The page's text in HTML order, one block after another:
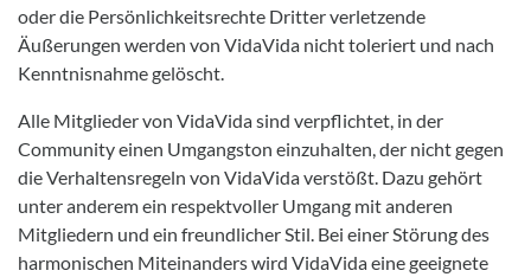
oder die Persönlichkeitsrechte Dritter verletzende
Äußerungen werden von VidaVida nicht toleriert und nach
Kenntnisnahme gelöscht.
Alle Mitglieder von VidaVida sind verpflichtet, in der
Community einen Umgangston einzuhalten, der nicht gegen
die Verhaltensregeln von VidaVida verstößt. Dazu gehört
unter anderem ein respektvoller Umgang mit anderen
Mitgliedern und ein freundlicher Stil. Bei einer Störung des
harmonischen Miteinanders wird VidaVida eine geeignete